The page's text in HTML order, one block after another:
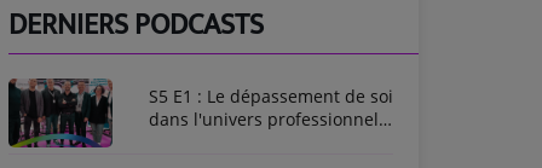
DERNIERS PODCASTS
S5 E1 : Le dépassement de soi
dans l'univers professionnel -